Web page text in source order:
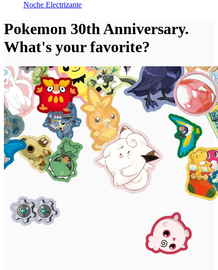
Noche Electrizante
Pokemon 30th Anniversary.
What's your favorite?